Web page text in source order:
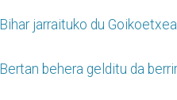
Bihar jarraituko du
Bertan behera gelditu da